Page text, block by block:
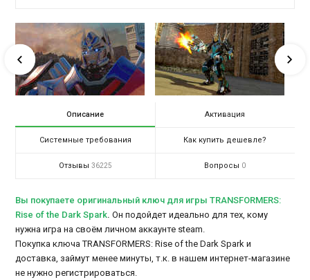
Описание Активация
Системные требования Как купить дешевле?
Отзывы 36225 Вопросы 0
Вы покупаете оригинальный ключ для игры TRANSFORMERS:
Rise of the Dark Spark. Он подойдет идеально для тех, кому
нужна игра на своём личном аккаунте steam.
Покупка ключа TRANSFORMERS: Rise of the Dark Spark и
доставка, займут менее минуты, т.к. в нашем интернет-магазине
не нужно регистрироваться.